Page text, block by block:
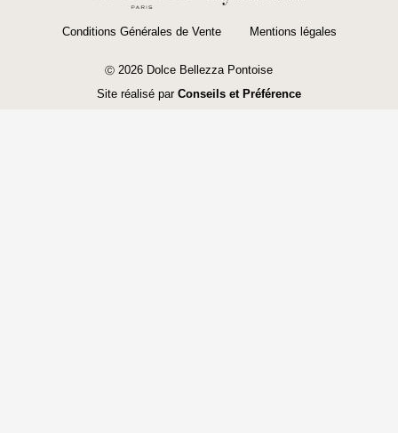
Conditions Générales de Vente Mentions légales
Ⓒ 2026 Dolce Bellezza Pontoise
Site réalisé par Conseils et Préférence